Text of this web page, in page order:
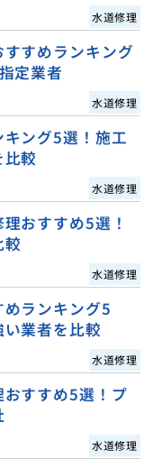
水道修理
すめランキング
定業者
水道修理
ング5選！施工
較
水道修理
おすすめ5選！
較
水道修理
ランキング5
業者を比較
水道修理
すすめ5選！プ
水道修理